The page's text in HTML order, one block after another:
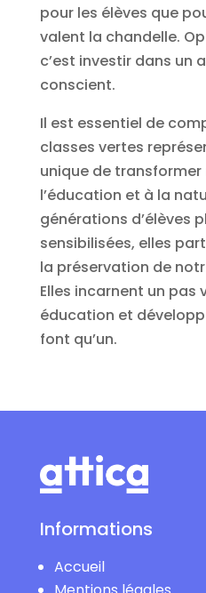
pour les élèves que
valent la chandelle.
c’est investir dans un
conscient.
Il est essentiel de
classes vertes
unique de
l’éducation et à la
générations d’élèves
sensibilisées, elles
la préservation de
Elles incarnent un pas
éducation et
font qu’un.
Informations
Accueil